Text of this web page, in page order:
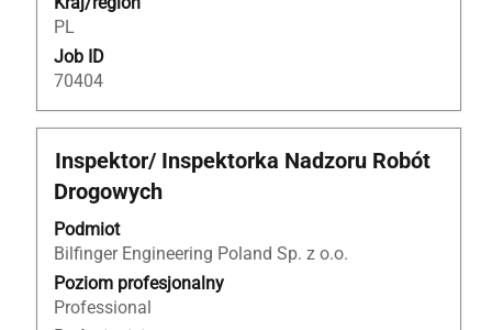
PL
Job ID
70404
Tytuł
Inspektor/ Inspektorka Nadzoru Robót
Drogowych
Podmiot
Bilfinger Engineering Poland Sp. z o.o.
Poziom profesjonalny
Professional
Zaznacz
za
pomocą
spacji,
aby
wyświetlić
pełną
treść